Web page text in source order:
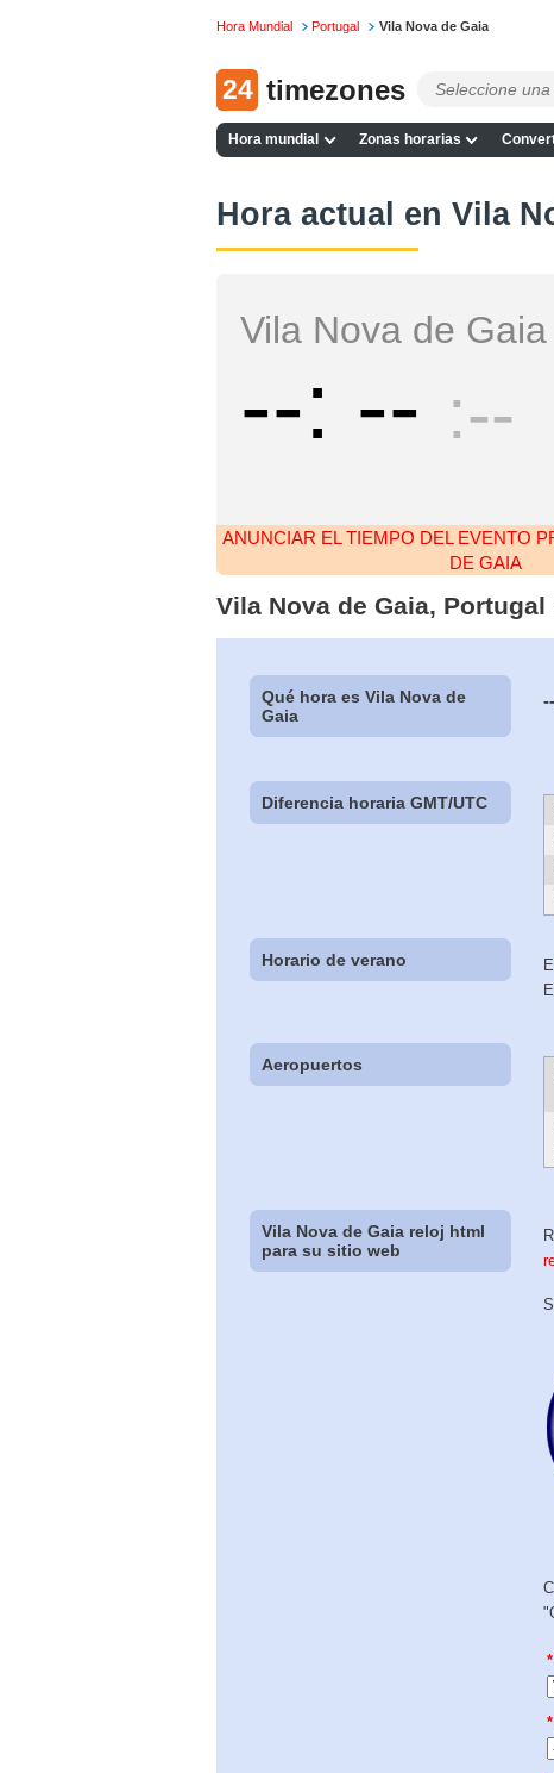
Hora Mundial Portugal Vila Nova de Gaia
24 timezones
Hora mundial Zonas horarias
Hora actual en Vila
Vila Nova de Gaia
-- -- --
ANUNCIAR EL TIEMPO DEL EVENTO
DE GAIA
Vila Nova de Gaia,
Qué hora es Vila Nova de
Gaia
Diferencia horaria GMT/UTC
Horario de verano
Aeropuertos
Vila Nova de Gaia reloj html
para su sitio web
*
*